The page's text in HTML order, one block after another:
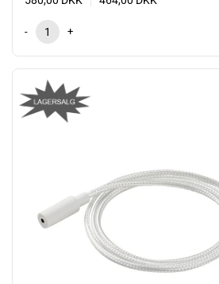
- +